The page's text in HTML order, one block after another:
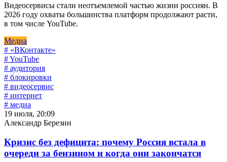
Видеосервисы стали неотъемлемой частью жизни россиян. В
2026 году охваты большинства платформ продолжают расти,
в том числе YouTube.
Медиа
# «ВКонтакте»
# YouTube
# аудитория
# блокировки
# видеосервис
# интернет
# медиа
19 июля, 20:09
Александр Березин
Кризис без дефицита: почему Россия встала в
очереди за бензином и когда они закончатся